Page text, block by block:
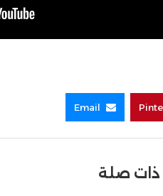
Email
ذات صلة